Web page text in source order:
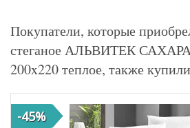
Покупатели, которые
стеганое АЛЬВИТЕК
200x220 теплое, также купили
-45%